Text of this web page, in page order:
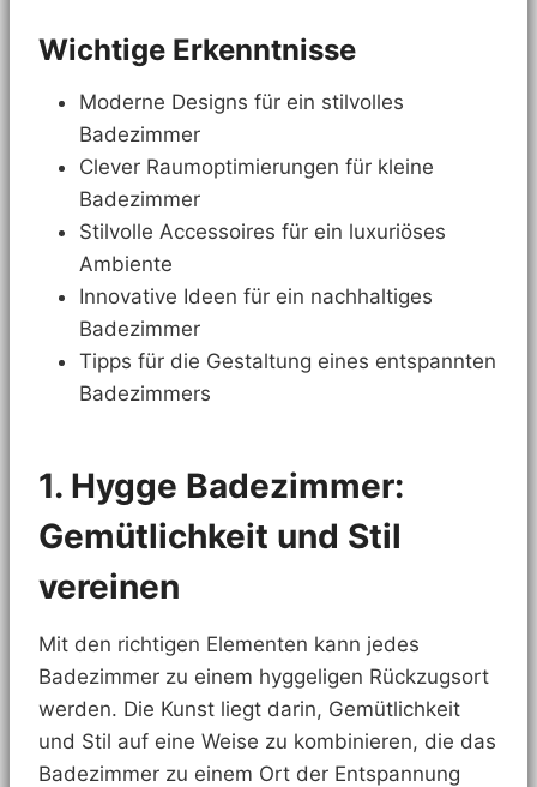
Wichtige Erkenntnisse
Moderne Designs für ein stilvolles
Badezimmer
Clever Raumoptimierungen für kleine
Badezimmer
Stilvolle Accessoires für ein luxuriöses
Ambiente
Innovative Ideen für ein nachhaltiges
Badezimmer
Tipps für die Gestaltung eines entspannten
Badezimmers
1. Hygge Badezimmer:
Gemütlichkeit und Stil
vereinen
Mit den richtigen Elementen kann jedes
Badezimmer zu einem hyggeligen Rückzugsort
werden. Die Kunst liegt darin, Gemütlichkeit
und Stil auf eine Weise zu kombinieren, die das
Badezimmer zu einem Ort der Entspannung